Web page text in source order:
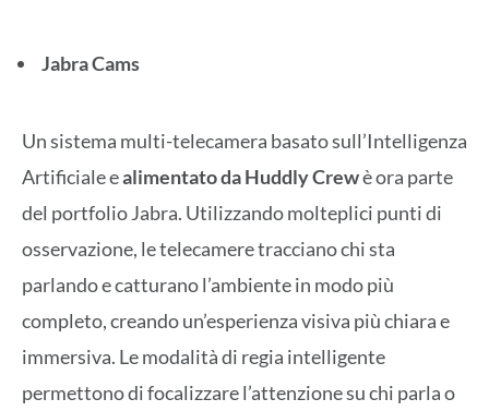
Jabra Cams
Un sistema multi-telecamera basato sull’Intelligenza
Artificialeealimentato da Huddly Crewè ora parte
del portfolio Jabra. Utilizzando molteplici punti di
osservazione, le telecamere tracciano chi sta
parlando e catturano l’ambiente in modo più
completo, creando un’esperienza visiva più chiara e
immersiva. Le modalità di regia intelligente
permettono di focalizzare l’attenzione su chi parla o